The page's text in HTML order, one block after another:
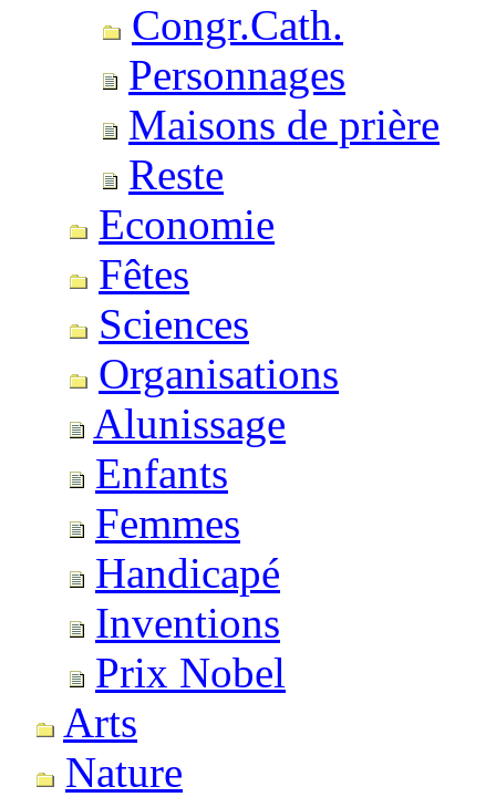
Congr.Cath.
Personnages
Maisons de prière
Reste
Economie
Fêtes
Sciences
Organisations
Alunissage
Enfants
Femmes
Handicapé
Inventions
Prix Nobel
Arts
Nature